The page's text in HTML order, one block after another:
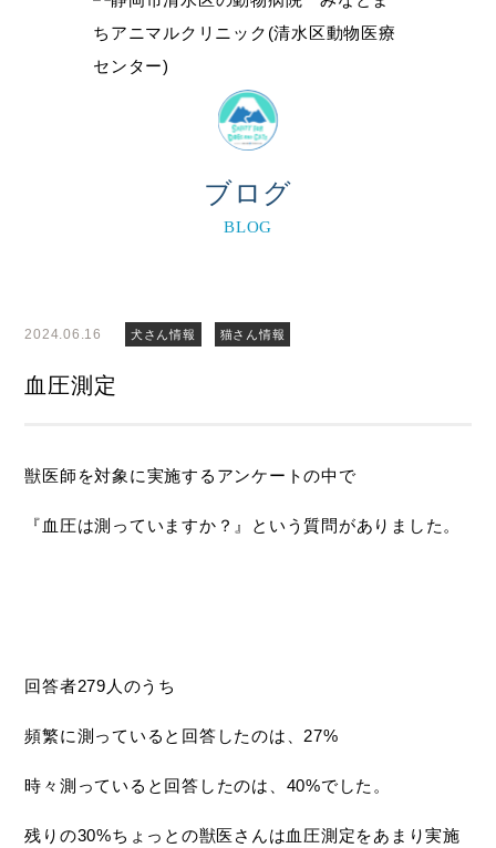
ブログ
BLOG
2024.06.16 犬さん情報 猫さん情報
血圧測定
獣医師を対象に実施するアンケートの中で
『血圧は測っていますか？』という質問がありました。
回答者279人のうち
頻繁に測っていると回答したのは、27%
時々測っていると回答したのは、40%でした。
残りの30%ちょっとの獣医さんは血圧測定をあまり実施